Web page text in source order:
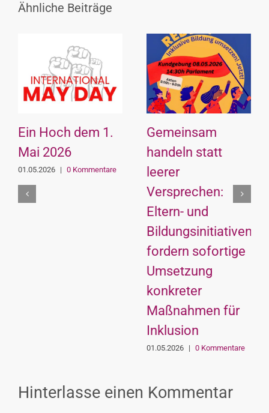
Ähnliche Beiträge
Ein Hoch dem 1.
Mai 2026
01.05.2026 | 0 Kommentare
Gemeinsam
handeln statt
leerer
Versprechen:
Eltern- und
Bildungsinitiativen
fordern sofortige
Umsetzung
konkreter
Maßnahmen für
Inklusion
01.05.2026 | 0 Kommentare
Hinterlasse einen Kommentar